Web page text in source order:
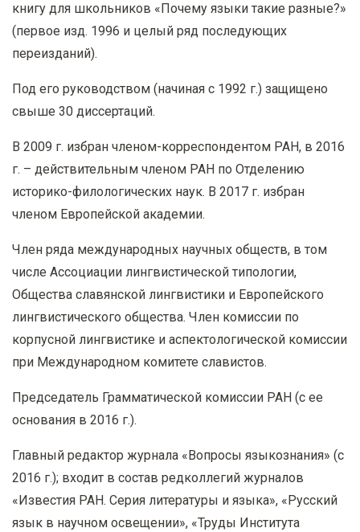
книгу для школьников «Почему языки такие разные?»
(первое изд. 1996 и целый ряд последующих
переизданий).
Под его руководством (начиная с 1992 г.) защищено
свыше 30 диссертаций.
В 2009 г. избран членом-корреспондентом РАН, в 2016
г. – действительным членом РАН по Отделению
историко-филологических наук. В 2017 г. избран
членом Европейской академии.
Член ряда международных научных обществ, в том
числе Ассоциации лингвистической типологии,
Общества славянской лингвистики и Европейского
лингвистического общества. Член комиссии по
корпусной лингвистике и аспектологической комиссии
при Международном комитете славистов.
Председатель Грамматической комиссии РАН (с ее
основания в 2016 г.).
Главный редактор журнала «Вопросы языкознания» (с
2016 г.); входит в состав редколлегий журналов
«Известия РАН. Серия литературы и языка», «Русский
язык в научном освещении», «Труды Института